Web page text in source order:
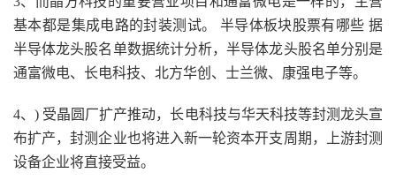
基本都是集成电路的封装测试。 半导体板块股票有哪些 据
半导体龙头股名单数据统计分析，半导体龙头股名单分别是
通富微电、长电科技、北方华创、士兰微、康强电子等。
4、) 受晶圆厂扩产推动，长电科技与华天科技等封测龙头宣
布扩产，封测企业也将进入新一轮资本开支周期，上游封测
设备企业将直接受益。